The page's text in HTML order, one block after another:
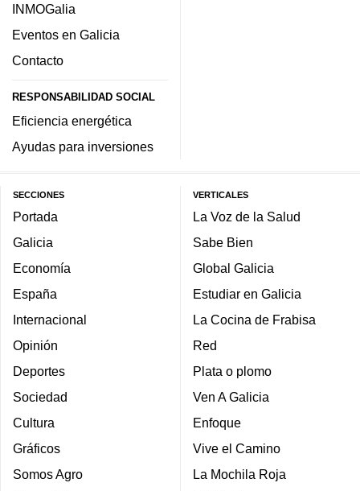
INMOGalia
Eventos en Galicia
Contacto
RESPONSABILIDAD SOCIAL
Eficiencia energética
Ayudas para inversiones
SECCIONES
Portada
Galicia
Economía
España
Internacional
Opinión
Deportes
Sociedad
Cultura
Gráficos
Somos Agro
VERTICALES
La Voz de la Salud
Sabe Bien
Global Galicia
Estudiar en Galicia
La Cocina de Frabisa
Red
Plata o plomo
Ven A Galicia
Enfoque
Vive el Camino
La Mochila Roja